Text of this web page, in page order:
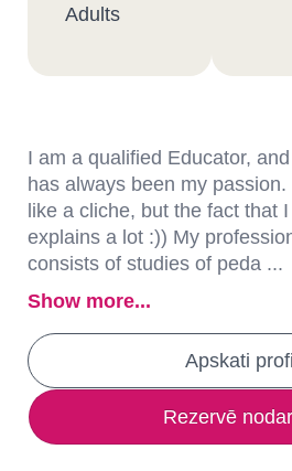
Adults
I am a qualified Educator,
has always been my
like a cliche, but the fact that
explains a lot :)) My
consists of studies of peda ...
Show more...
Apskati
Rezervē